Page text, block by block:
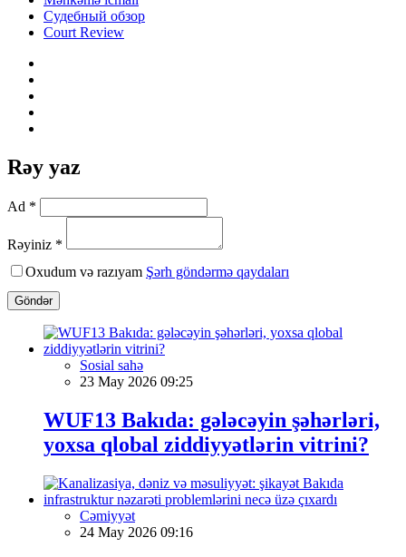
Судебный обзор
Court Review
Rəy yaz
Ad *
Rəyiniz *
Oxudum və razıyam Şərh göndərmə qaydaları
Göndər
Sosial sahə
23 May 2026 09:25
WUF13 Bakıda: gələcəyin şəhərləri,
yoxsa qlobal ziddiyyətlərin vitrini?
Cəmiyyət
24 May 2026 09:16